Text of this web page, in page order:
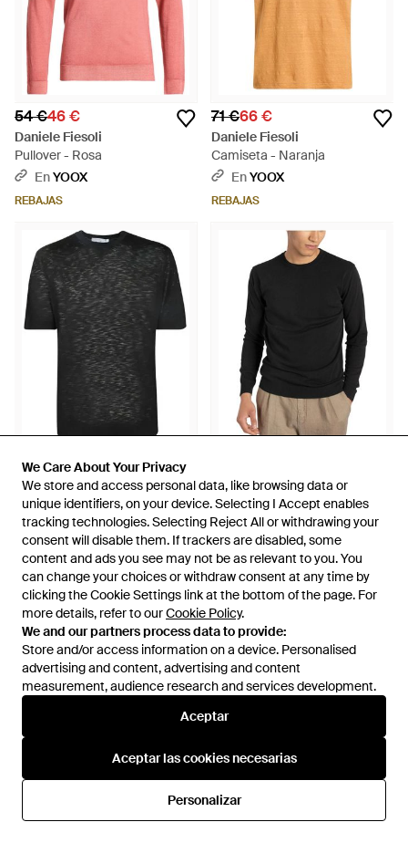
We Care About Your Privacy
We store and access personal data, like browsing data or
unique identifiers, on your device. Selecting I Accept enables
tracking technologies. Selecting Reject All or withdrawing your
consent will disable them. If trackers are disabled, some
content and ads you see may not be as relevant to you. You
can change your choices or withdraw consent at any time by
clicking the Cookie Settings link at the bottom of the page. For
more details, refer to ourCookie Policy.
We and our partners process data to provide:
Store and/or access information on a device. Personalised
advertising and content, advertising and content
measurement, audience research and services development.
Aceptar
Aceptar las cookies necesarias
Personalizar
We Care About Your Privacy
We store and access personal data, like browsing data or
unique identifiers, on your device. Selecting I Accept enables
tracking technologies. Selecting Reject All or withdrawing your
consent will disable them. If trackers are disabled, some
content and ads you see may not be as relevant to you. You
can change your choices or withdraw consent at any time by
clicking the Cookie Settings link at the bottom of the page. For
more details, refer to ourCookie Policy.
We and our partners process data to provide:
Store and/or access information on a device. Personalised
advertising and content, advertising and content
measurement, audience research and services development.
Aceptar
Aceptar las cookies necesarias
Personalizar
54 €46 €
Daniele Fiesoli
Pullover - Rosa
EnYOOX
REBAJAS
71 €66 €
Daniele Fiesoli
Camiseta - Naranja
EnYOOX
REBAJAS
198 €117 €
Daniele Fiesoli
Camiseta Semitranslúcida
Texturizada - Negro
EnFARFETCH
REBAJAS
Daniele Fiesoli
Round-Neck Knitwear - Negro
En Miinto
REBAJAS
Daniele Fiesoli
134 €
Daniele Fiesoli